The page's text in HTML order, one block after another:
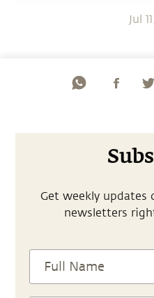
Jul
Get weekly updates
newsletters